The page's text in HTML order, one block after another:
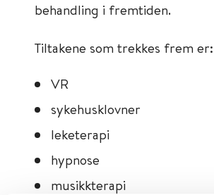
behandling i fremtiden.
Tiltakene som trekkes frem er:
VR
sykehusklovner
leketerapi
hypnose
musikkterapi